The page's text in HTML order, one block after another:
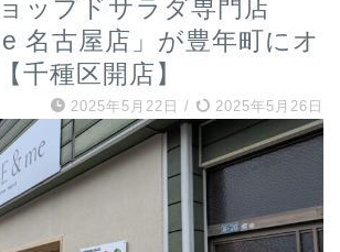
ップドサラダ専門店
名古屋店」が豊年町にオ
千種区開店】
2025年5月22日 / 2025年5月26日